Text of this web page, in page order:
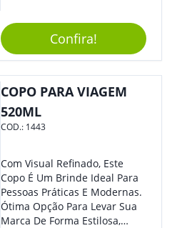
Qualquer Lugar Todos Os
Arquivos Desejados. Ideal
Para Oferecer Em Eventos E
Feiras De Exposições.
Confira!
COPO PARA VIAGEM
520ML
COD.: 1443
Com Visual Refinado, Este
Copo É Um Brinde Ideal Para
Pessoas Práticas E Modernas.
Ótima Opção Para Levar Sua
Marca De Forma Estilosa,